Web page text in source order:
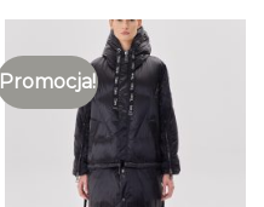
Promocja!